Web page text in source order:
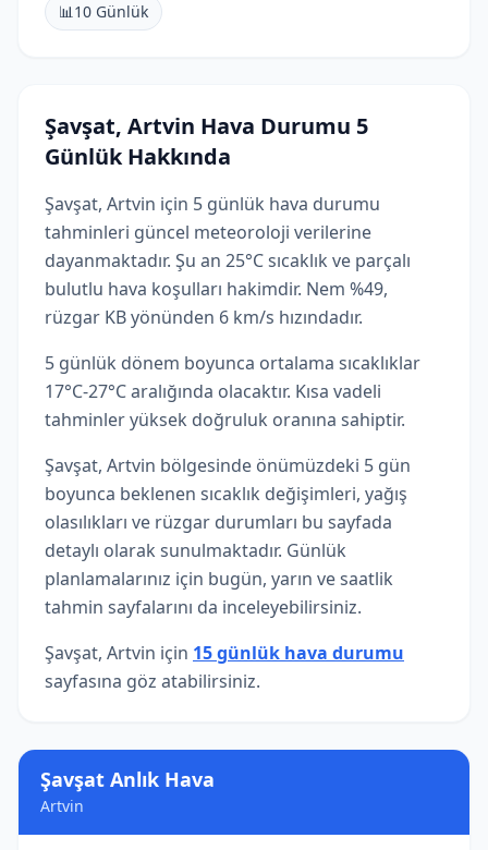
Şavşat Anlık Hava
Artvin
📊10 Günlük
Şavşat, Artvin Hava Durumu 5
Günlük Hakkında
Şavşat, Artvin için 5 günlük hava durumu
tahminleri güncel meteoroloji verilerine
dayanmaktadır. Şu an 25°C sıcaklık ve parçalı
bulutlu hava koşulları hakimdir. Nem %49,
rüzgar KB yönünden 6 km/s hızındadır.
5 günlük dönem boyunca ortalama sıcaklıklar
17°C-27°C aralığında olacaktır. Kısa vadeli
tahminler yüksek doğruluk oranına sahiptir.
Şavşat, Artvin bölgesinde önümüzdeki 5 gün
boyunca beklenen sıcaklık değişimleri, yağış
olasılıkları ve rüzgar durumları bu sayfada
detaylı olarak sunulmaktadır. Günlük
planlamalarınız için bugün, yarın ve saatlik
tahmin sayfalarını da inceleyebilirsiniz.
Şavşat, Artvin için 15 günlük hava durumu
sayfasına göz atabilirsiniz.